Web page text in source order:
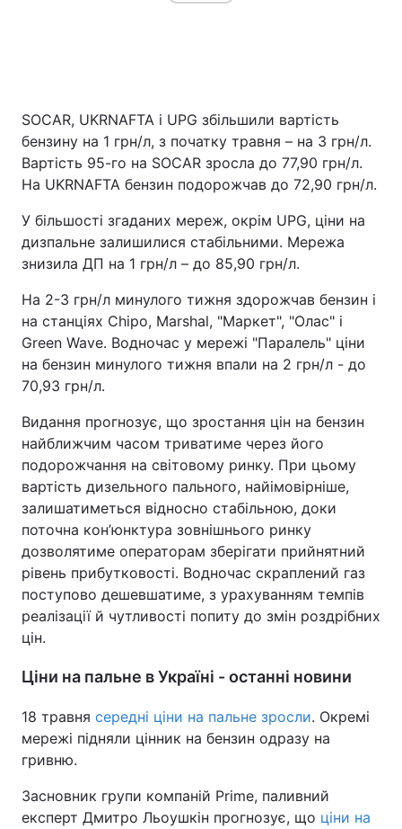
SOCAR, UKRNAFTA і UPG збільшили вартість
бензину на 1 грн/л, з початку травня – на 3 грн/л.
Вартість 95-го на SOCAR зросла до 77,90 грн/л.
На UKRNAFTA бензин подорожчав до 72,90 грн/л.
У більшості згаданих мереж, окрім UPG, ціни на
дизпальне залишилися стабільними. Мережа
знизила ДП на 1 грн/л – до 85,90 грн/л.
На 2-3 грн/л минулого тижня здорожчав бензин і
на станціях Chipo, Marshal, "Маркет", "Олас" і
Green Wave. Водночас у мережі "Паралель" ціни
на бензин минулого тижня впали на 2 грн/л - до
70,93 грн/л.
Видання прогнозує, що зростання цін на бензин
найближчим часом триватиме через його
подорожчання на світовому ринку. При цьому
вартість дизельного пального, найімовірніше,
залишатиметься відносно стабільною, доки
поточна кон’юнктура зовнішнього ринку
дозволятиме операторам зберігати прийнятний
рівень прибутковості. Водночас скраплений газ
поступово дешевшатиме, з урахуванням темпів
реалізації й чутливості попиту до змін роздрібних
цін.
Ціни на пальне в Україні - останні новини
18 травня середні ціни на пальне зросли. Окремі
мережі підняли цінник на бензин одразу на
гривню.
Засновник групи компаній Prime, паливний
експерт Дмитро Льоушкін прогнозує, що ціни на